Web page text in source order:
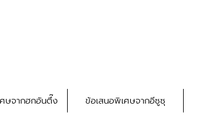
ษจากฮกอันตึ๊ง ข้อเสนอพิเศษจากอีซูซุ